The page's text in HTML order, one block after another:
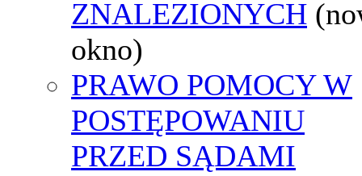
ZNALEZIONYCH
okno)
PRAWO POMOCY W
POSTĘPOWANIU
PRZED SĄDAMI